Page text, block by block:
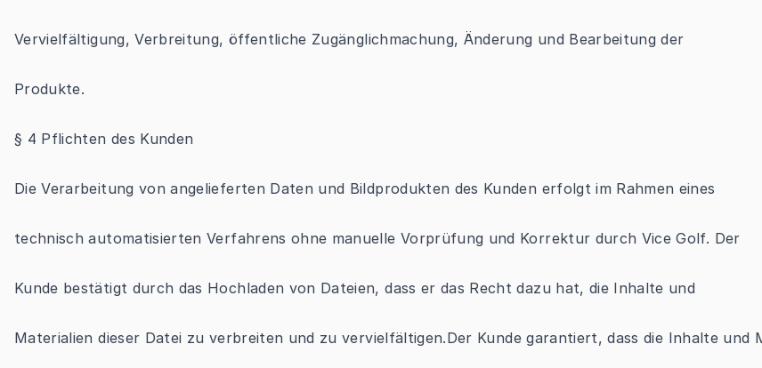
Vervielfältigung, Verbreitung, öffentliche Zugänglichmachung, Änderung und Bearbeitung der
Produkte.
§ 4 Pflichten des Kunden
Die Verarbeitung von angelieferten Daten und Bildprodukten des Kunden erfolgt im Rahmen eines
technisch automatisierten Verfahrens ohne manuelle Vorprüfung und Korrektur durch Vice Golf. Der
Kunde bestätigt durch das Hochladen von Dateien, dass er das Recht dazu hat, die Inhalte und
Materialien dieser Datei zu verbreiten und zu vervielfältigen.Der Kunde garantiert, dass die Inhalte und